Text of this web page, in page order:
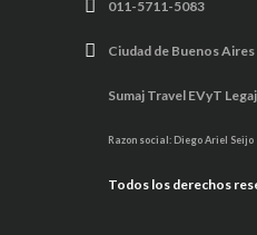
011-5711-5083
Ciudad de Buenos
Sumaj Travel EVyT
Razon social: Diego Ariel Seijo
Todos los derechos